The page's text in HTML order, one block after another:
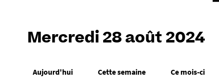
Mercredi 28 août 2024
Aujourd'hui Cette semaine Ce mois-ci